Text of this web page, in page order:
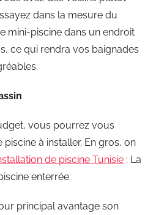
dans la mesure du
mini-piscine dans un endroit
ce qui rendra vos baignades
vous pourrez vous
à installer. En gros, on
de piscine Tunisie : La
enterrée.
principal avantage son